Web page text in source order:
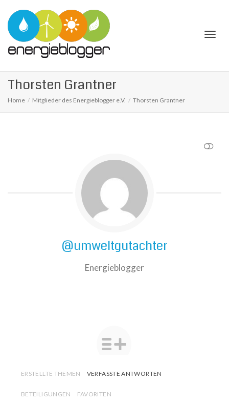
Thorsten Grantner
Home Mitglieder des Energieblogger e.V. Thorsten Grantner
@umweltgutachter
Energieblogger
ERSTELLTE THEMEN VERFASSTE ANTWORTEN
BETEILIGUNGEN FAVORITEN